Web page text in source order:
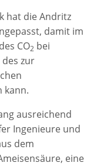
hat die Andritz
damit im
CO2 bei
zur
kann.
ausreichend
Ingenieure und
dem
eine